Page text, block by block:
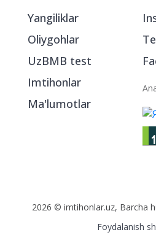
Yangiliklar
Oliygohlar
UzBMB test
Imtihonlar
Ma'lumotlar
2026 © imtihonlar.uz, Barcha
Foydalanish